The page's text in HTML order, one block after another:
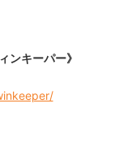
キーパー》